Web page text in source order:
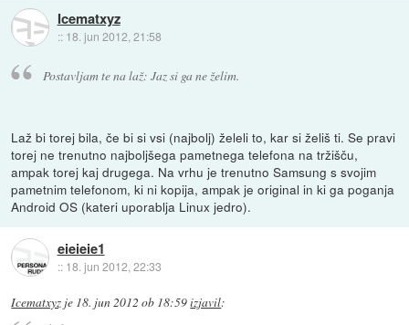
Icematxyz
:: 18. jun 2012, 21:58
Postavljam te na laž: Jaz si ga ne želim.
Laž bi torej bila, če bi si vsi (najbolj) želeli to, kar si želiš ti. Se pravi
torej ne trenutno najboljšega pametnega telefona na tržišču,
ampak torej kaj drugega. Na vrhu je trenutno Samsung s svojim
pametnim telefonom, ki ni kopija, ampak je original in ki ga poganja
Android OS (kateri uporablja Linux jedro).
eieieie1
:: 18. jun 2012, 22:33
Icematxyz je 18. jun 2012 ob 18:59izjavil: